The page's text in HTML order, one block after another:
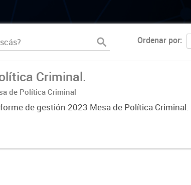
Ordenar por
Criminal.
de Política Criminal
de gestión 2023 Mesa de Política Criminal.